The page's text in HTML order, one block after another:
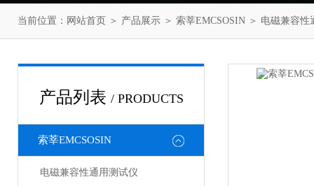
当前位置： 网站首页 ＞ 产品展示 ＞ 索莘EMCSOSIN ＞ 电磁兼容性
产品列表 / PRODUCTS
索莘EMCSOSIN
电磁兼容性通用测试仪